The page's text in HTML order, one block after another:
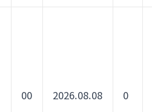
00 2026.08.08 0